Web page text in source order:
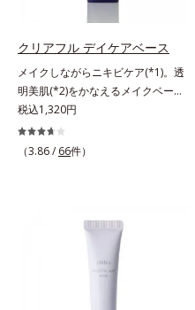
ます。ベタつくのに乾燥する男性の
肌に、うるおいを与えつつ皮脂分泌
をコントロールするスキンケア成分
を配合。夕方までベタつき＆乾燥知
らずの、清潔感のある肌が続きま
す。さらにSPF20・PA++の紫外線カ
ット効果で、日常シーンの紫外線を
カット。洗顔料で簡単に落とすこと
後、適量（パール1～2粒大程度）を
とり、顔全体に少量ずつムラなくの
クリアフル デイケアベース
メイクしながらニキビケア(*1)。透
明美肌(*2)をかなえるメイクベー
ス。ニキビがあると、メイクはニキ
ビに良くないのではないかと心配に
なりがち。しかし何も塗らないと、
できる新発想のメイク下地。スキン
ケアシリーズと同様のニキビケア成
分を配合した肌にやさしい処方なの
で、“ニキビをケアしたい”と“肌をキ
税込1,320円
（3.86 / 66件）